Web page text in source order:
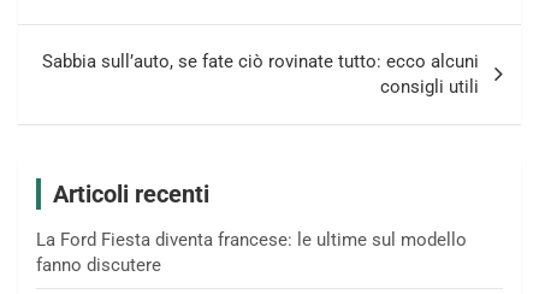
Sabbia sull’auto, se fate ciò rovinate tutto: ecco alcuni
consigli utili
Articoli recenti
La Ford Fiesta diventa francese: le ultime sul modello
fanno discutere